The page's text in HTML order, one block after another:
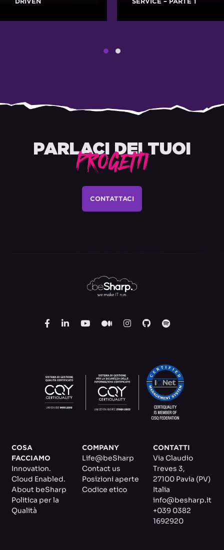
PARLACI DEI TUOI
PROGETTI
CONTATTACI
COSA
FACCIAMO
Innovation.
Cloud Enabled.
About beSharp
Politica per la
Qualità
COMPANY
Life@beSharp
Contact us
Posizioni aperte
Codice etico
CONTATTI
Via Claudio
Treves 3,
27100 Pavia (PV)
Italia
info@besharp.it
+039 0382
1692920